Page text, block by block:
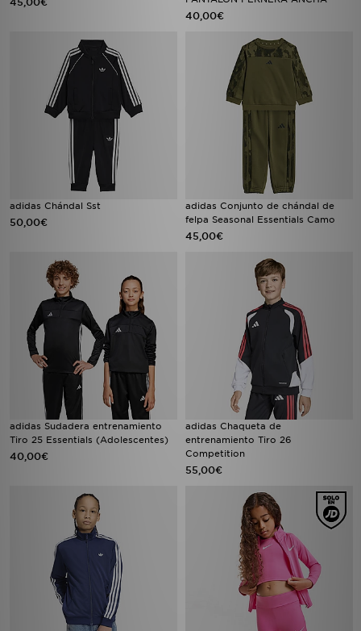
40,00€
adidas Chándal Sst
50,00€
adidas Conjunto de chándal de
felpa Seasonal Essentials Camo
45,00€
adidas Sudadera entrenamiento
Tiro 25 Essentials (Adolescentes)
40,00€
adidas Chaqueta de
entrenamiento Tiro 26
Competition
55,00€